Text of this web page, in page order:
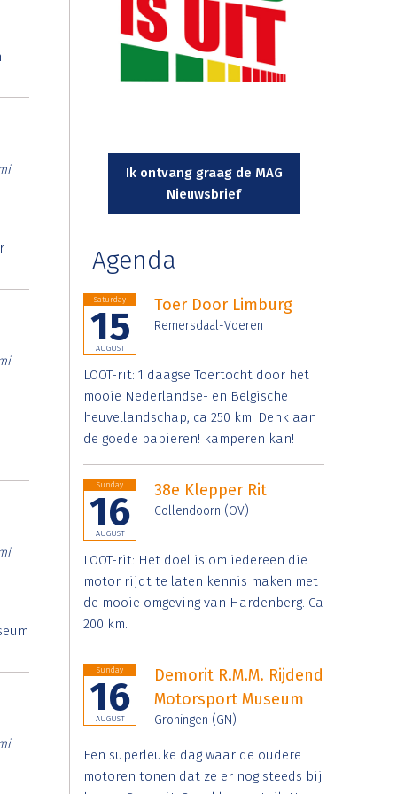
Ik ontvang graag de MAG
Nieuwsbrief
Agenda
Saturday
15
AUGUST
Toer Door Limburg
Remersdaal-Voeren
LOOT-rit: 1 daagse Toertocht door het
mooie Nederlandse- en Belgische
heuvellandschap, ca 250 km. Denk aan
de goede papieren! kamperen kan!
Sunday
16
AUGUST
38e Klepper Rit
Collendoorn (OV)
LOOT-rit: Het doel is om iedereen die
motor rijdt te laten kennis maken met
de mooie omgeving van Hardenberg. Ca
200 km.
Sunday
16
AUGUST
Demorit R.M.M. Rijdend
Motorsport Museum
Groningen (GN)
Een superleuke dag waar de oudere
motoren tonen dat ze er nog steeds bij